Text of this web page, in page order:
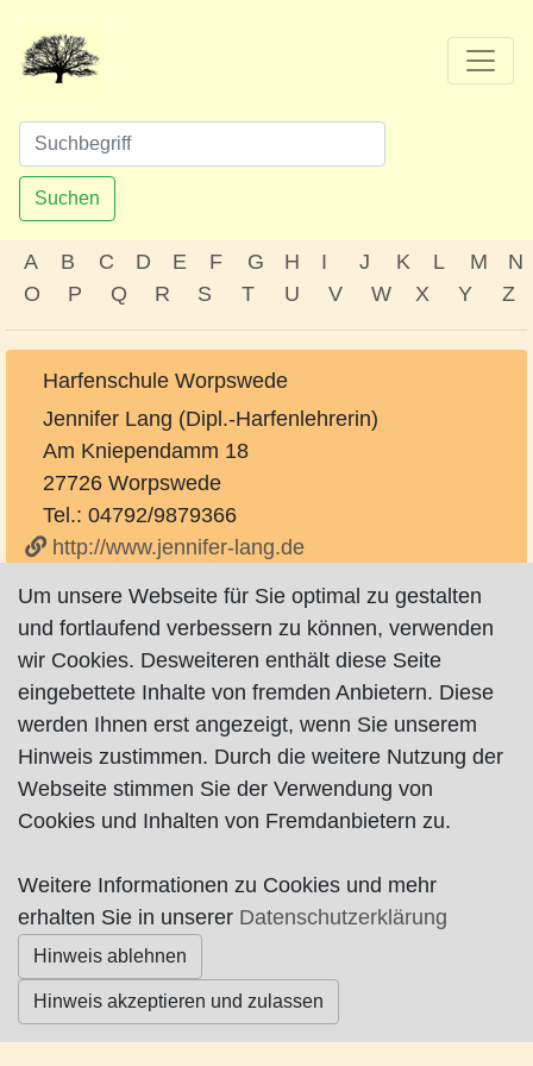
Suchen
A B C D E F G H I J K L M
N
O
P Q R S T U V W X Y Z
Harfenschule Worpswede
Jennifer Lang (Dipl.-Harfenlehrerin)
Am Kniependamm 18
27726 Worpswede
Tel.: 04792/9879366
http://www.jennifer-lang.de
Impressum|Datenschutz| AGB
Um unsere Webseite für Sie optimal zu gestalten
und fortlaufend verbessern zu können, verwenden
wir Cookies. Desweiteren enthält diese Seite
eingebettete Inhalte von fremden Anbietern. Diese
werden Ihnen erst angezeigt, wenn Sie unserem
Hinweis zustimmen. Durch die weitere Nutzung der
Webseite stimmen Sie der Verwendung von
Cookies und Inhalten von Fremdanbietern zu.
Weitere Informationen zu Cookies und mehr
erhalten Sie in unserer Datenschutzerklärung
Hinweis ablehnen
Hinweis akzeptieren und zulassen